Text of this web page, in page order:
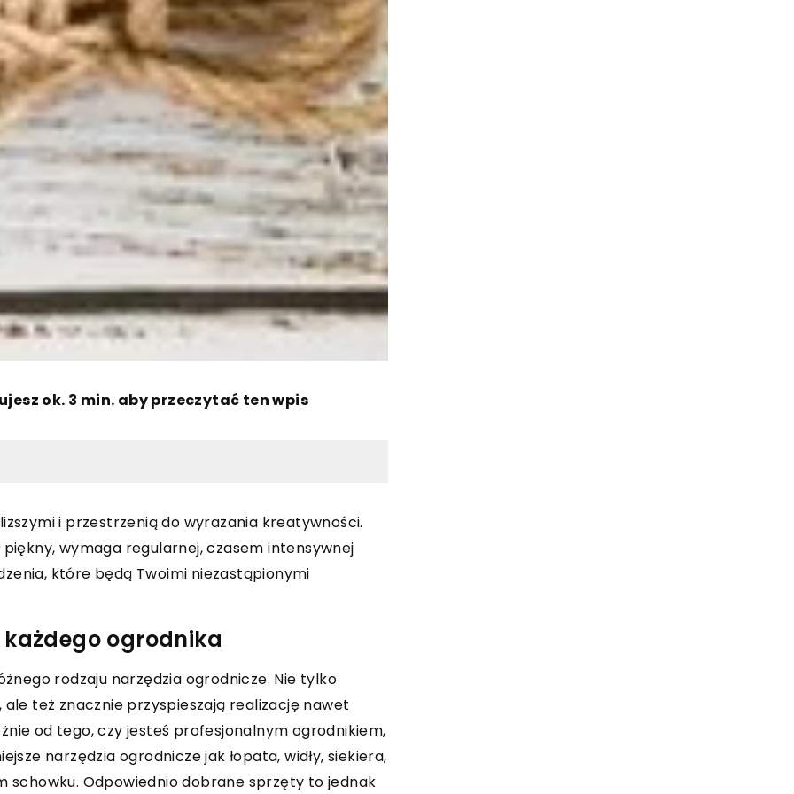
ok. 3 min. aby przeczytać ten wpis
i przestrzenią do wyrażania kreatywności.
wymaga regularnej, czasem intensywnej
które będą Twoimi niezastąpionymi
ogrodnika
rodzaju narzędzia ogrodnicze. Nie tylko
też znacznie przyspieszają realizację nawet
od tego, czy jesteś profesjonalnym ogrodnikiem,
narzędzia ogrodnicze jak łopata, widły, siekiera,
schowku. Odpowiednio dobrane sprzęty to jednak